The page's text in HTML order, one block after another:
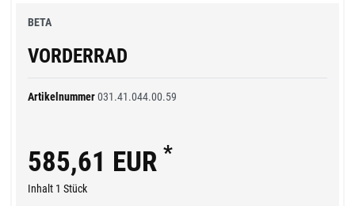
BETA
VORDERRAD
Artikelnummer031.41.044.00.59
585,61 EUR *
Inhalt 1 Stück